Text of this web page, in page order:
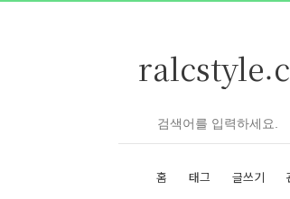
홈 태그 글쓰기